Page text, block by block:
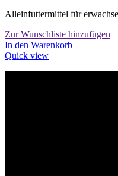
Alleinfuttermittel für
Zur Wunschliste hinzufügen
In den Warenkorb
Quick view